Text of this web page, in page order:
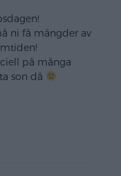
ni få mängder av
på många
son då